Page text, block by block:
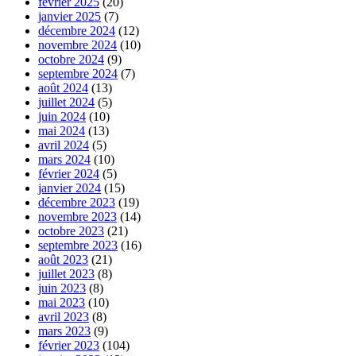
janvier 2025 (7)
décembre 2024 (12)
novembre 2024 (10)
octobre 2024 (9)
septembre 2024 (7)
août 2024 (13)
juillet 2024 (5)
juin 2024 (10)
mai 2024 (13)
avril 2024 (5)
mars 2024 (10)
février 2024 (5)
janvier 2024 (15)
décembre 2023 (19)
novembre 2023 (14)
octobre 2023 (21)
septembre 2023 (16)
août 2023 (21)
juillet 2023 (8)
juin 2023 (8)
mai 2023 (10)
avril 2023 (8)
mars 2023 (9)
février 2023 (104)